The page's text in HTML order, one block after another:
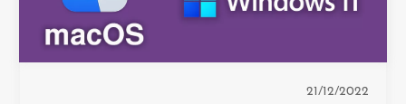
21/12/2022